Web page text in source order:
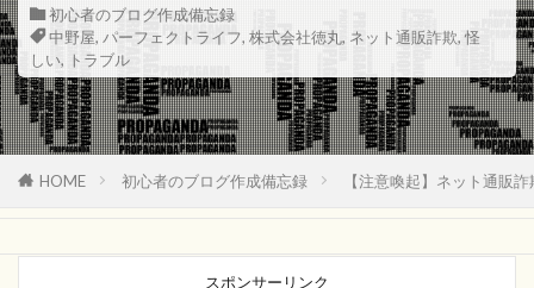
初心者のブログ作成備忘録
中野屋, パーフェクトライフ, 株式会社徳丸, ネット通販詐欺, 怪
しい, トラブル
HOME 初心者のブログ作成備忘録 【注意喚起】ネット通販
スポンサーリンク